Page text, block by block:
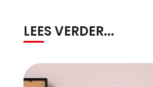
LEES VERDER...